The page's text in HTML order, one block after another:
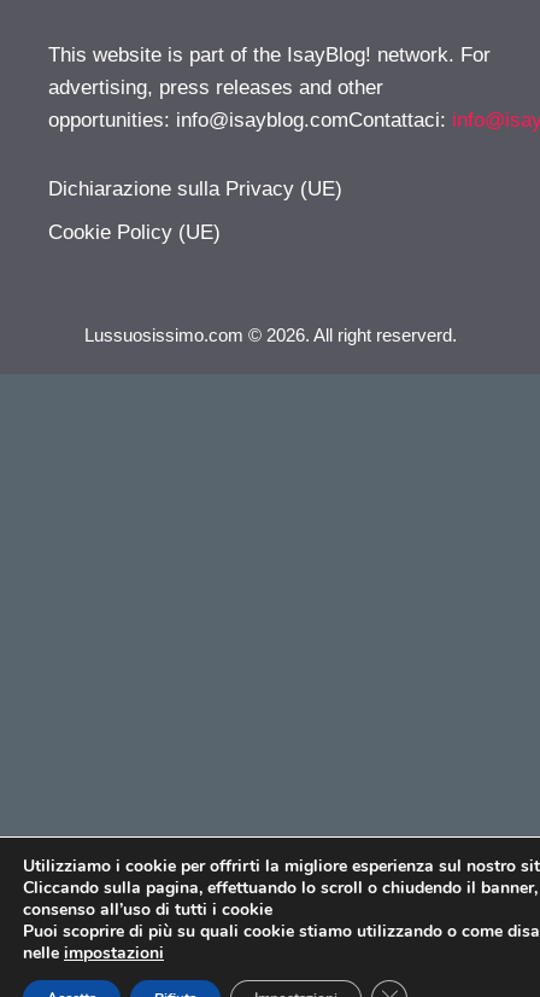
This website is part of the IsayBlog! network. For
advertising, press releases and other
opportunities: info@isayblog.comContattaci:
Dichiarazione sulla Privacy (UE)
Cookie Policy (UE)
Lussuosissimo.com © 2026. All right reserverd.
Utilizziamo i cookie per offrirti la migliore esperienza sul nostro
Cliccando sulla pagina, effettuando lo scroll o chiudendo il
consenso all’uso di tutti i cookie
Puoi scoprire di più su quali cookie stiamo utilizzando o come
nelle impostazioni